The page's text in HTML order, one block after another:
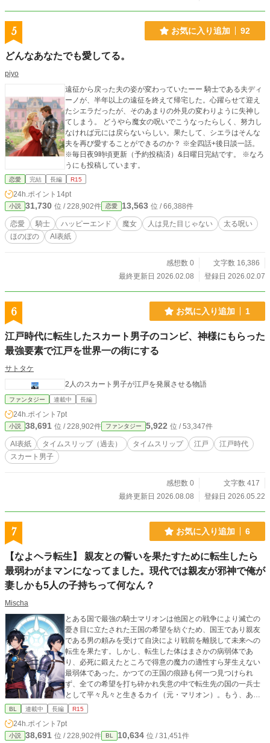
5 お気に入り追加 92
どんなあなたでも愛してる。
piyo
遠征から戻った夫の姿が変わっていたーー 騎士である夫ディ
ーノが、半年以上の遠征を終えて帰宅した。心躍らせて迎え
たシエラだったが、そのあまりの外見の変わりように失神し
てしまう。 どうやら魔女の呪いでこうなったらしく、努力し
なければ元には戻らないらしい。果たして、シエラはそんな
夫を再び愛することができるのか？ ※全四話+後日談一話。
※毎日夜9時頃更新（予約投稿済）&日曜日完結です。 ※なろ
うにも投稿しています。
恋愛 完結 長編 R15
24h.ポイント 14pt
小説 31,730 位 / 228,902件 恋愛 13,563 位 / 66,388件
恋愛 騎士 ハッピーエンド 魔女 人は見た目じゃない
太る呪い
ほのぼの
AI表紙
感想数 0
文字数 16,386
最終更新日 2026.02.08
登録日 2026.02.07
6 お気に入り追加 1
江戸時代に転生したスカート男子のコンビ、神様にもらった
最強要素で江戸を世界一の街にする
サトタケ
2人のスカート男子が江戸を発展させる物語
ファンタジー 連載中 長編
24h.ポイント 7pt
小説 38,691 位 / 228,902件 ファンタジー 5,922 位 / 53,347件
AI表紙 タイムスリップ（過去） タイムスリップ 江戸
江戸時代
スカート男子
感想数 0
文字数 417
最終更新日 2026.08.08
登録日 2026.05.22
7 お気に入り追加 6
【なよヘラ転生】 親友との誓いを果たすために転生したら
最弱わがまマンになってました。現代では親友が邪神で俺が
妻しかも5人の子持ちって何なん？
Mischa
とある国で最強の騎士マリオンは他国との戦争により滅亡の
憂き目に立たされた王国の希望を紡ぐため、国王であり親友
である男の頼みを受けて自決により戦前を離脱して未来への
転生を果たす。しかし、転生した体はまさかの病弱体であ
り、必死に鍛えたところで得意の魔力の適性すら芽生えない
最弱体であった。かつての王国の痕跡も何一つ見つけられ
ず、全ての希望を打ち砕かれ失意の中で転生先の国の一兵士
として平々凡々と生きるカイ（元・マリオン）。もう、あき
らめても良いかもしれない。恋人との結婚を前に転生体とし
い戻る。秘された邪神の花嫁（生贄）として選ばれることに
よって——……。 （しかもやっと見つけた前世の自分の記録
BL 連載中 長編 R15
24h.ポイント 7pt
小説 38,691 位 / 228,902件 BL 10,634 位 / 31,451件